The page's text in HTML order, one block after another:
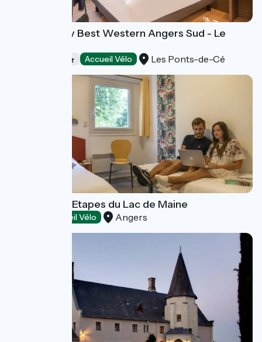
Sure hotel By Best Western Angers Sud - Le
Accueil Vélo Les Ponts-de-Cé
Hôtel - Ethic Etapes du Lac de Maine
Accueil Vélo Angers